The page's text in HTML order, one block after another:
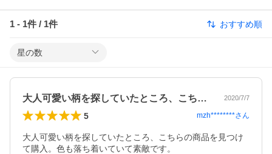
1 - 1件 / 1件 おすすめ順
星の数
大人可愛い柄を探していたところ、こちら… 2020/7/7
5 mzh********さん
大人可愛い柄を探していたところ、こちらの商品を見つけ
て購入。色も落ち着いていて素敵です。